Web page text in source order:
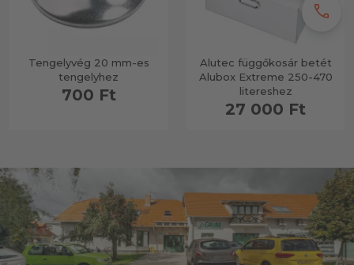
Tengelyvég 20 mm-es
tengelyhez
700 Ft
Alutec függőkosár betét
Alubox Extreme 250-470
litereshez
27 000 Ft
call